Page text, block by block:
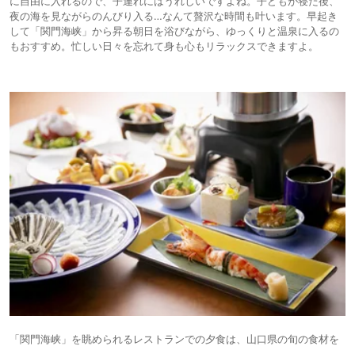
夜の海を見ながらのんびり入る…なんて贅沢な時間も叶います。早起き
して「関門海峡」から昇る朝日を浴びながら、ゆっくりと温泉に入るの
もおすすめ。忙しい日々を忘れて身も心もリラックスできますよ。
「関門海峡」を眺められるレストランでの夕食は、山口県の旬の食材を